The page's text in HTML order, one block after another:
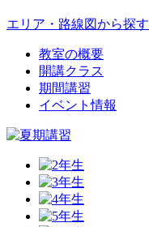
エリア・路線図から探す
教室の概要
開講クラス
期間講習
イベント情報